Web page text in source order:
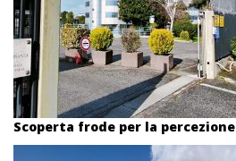
Scoperta frode per la